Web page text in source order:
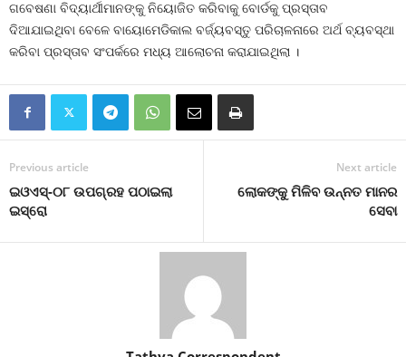
ଗବେଷଣା ବିଦ୍ୟାର୍ଥୀମାନଙ୍କୁ ନିୟୋଜିତ କରିବାକୁ ବୋର୍ଡକୁ ପ୍ରସ୍ତାବ
ଦିଆଯାଇଥିବା ବେଳେ ବାୟୋମେଡିକାଲ ବର୍ଜ୍ୟବସ୍ତୁ ପରିଚାଳନାରେ ଅର୍ଥ ବ୍ୟବସ୍ଥା
କରିବା ପ୍ରସ୍ତାବ ସଂପର୍କରେ ମଧ୍ୟ ଆଲୋଚନା କରାଯାଇଥିଲା ।
Previous article
ଇଓଏସ୍‌-୦୮ ଉପଗ୍ରହ ପଠାଇଲା
ଇସ୍ରୋ
Next article
ଲୋକଙ୍କୁ ମିଳିବ ଉନ୍ନତ ମାନର
ସେବା